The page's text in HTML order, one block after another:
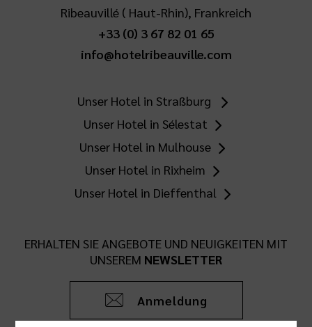
Ribeauvillé ( Haut-Rhin), Frankreich
+33 (0) 3 67 82 01 65
info@hotelribeauville.com
Unser Hotel in Straßburg
Unser Hotel in Sélestat
Unser Hotel in Mulhouse
Unser Hotel in Rixheim
Unser Hotel in Dieffenthal
ERHALTEN SIE ANGEBOTE UND NEUIGKEITEN MIT
UNSEREM NEWSLETTER
Anmeldung